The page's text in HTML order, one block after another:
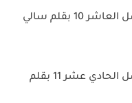
رواية صراع احفاد السيوفي الفصل العاشر 10 بقلم سالي
رواية صراع احفاد السيوفي الفصل الحادي عشر 11 بقلم